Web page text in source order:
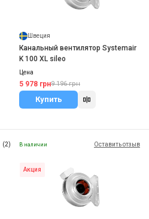
Швеция
Канальный вентилятор Systemair
K 100 XL sileo
Цена
5 978 грн9 196 грн
Купить
(2) В наличии Оставить отзыв
Акция